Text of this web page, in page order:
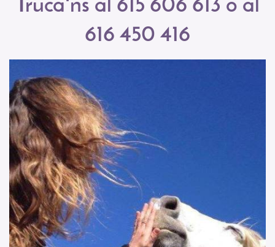
Truca'ns al 615 606 613 o al
616 450 416